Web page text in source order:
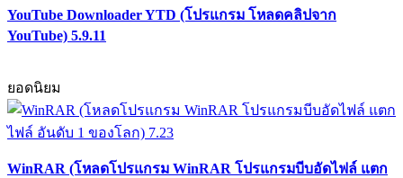
YouTube Downloader YTD (โปรแกรม โหลดคลิปจาก
YouTube) 5.9.11
ยอดนิยม
WinRAR (โหลดโปรแกรม WinRAR โปรแกรมบีบอัดไฟล์ แตก